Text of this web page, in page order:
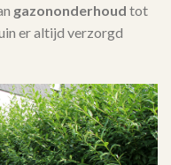
gazononderhoud tot
er altijd verzorgd